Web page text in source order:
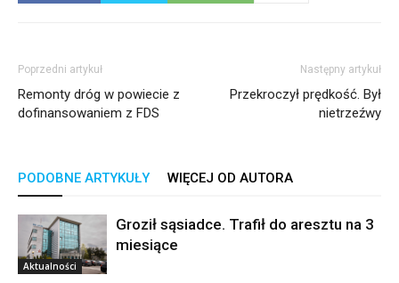
Poprzedni artykuł
Remonty dróg w powiecie z
dofinansowaniem z FDS
Następny artykuł
Przekroczył prędkość. Był
nietrzeźwy
PODOBNE ARTYKUŁY WIĘCEJ OD AUTORA
Aktualności
Groził sąsiadce. Trafił do aresztu na 3
miesiące